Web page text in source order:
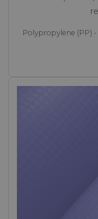
Polypropylene (PP)